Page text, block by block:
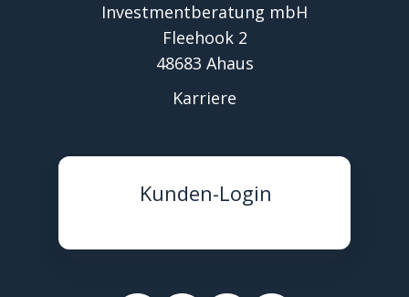
Investmentberatung mbH
Fleehook 2
48683 Ahaus
Karriere
Kunden-Login